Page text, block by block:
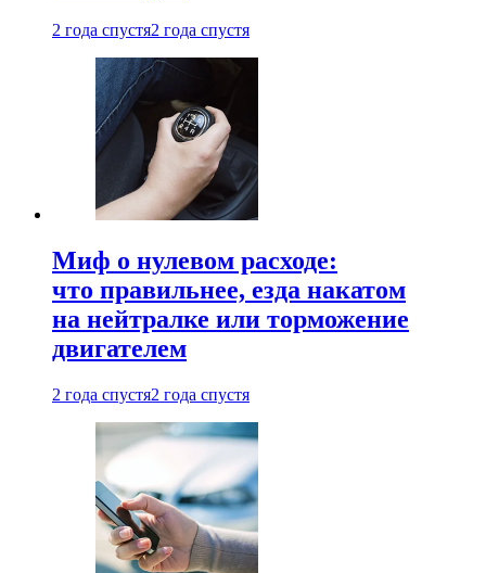
2 года спустя2 года спустя
Миф о нулевом расходе:
что правильнее, езда накатом
на нейтралке или торможение
двигателем
2 года спустя2 года спустя